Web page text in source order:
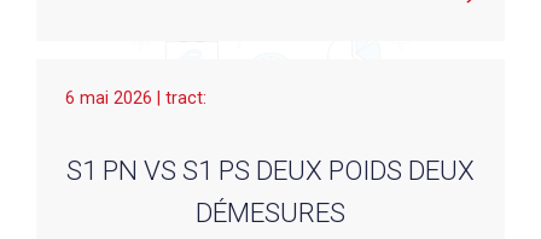
6 mai 2026 | tract:
S1 PN VS S1 PS DEUX POIDS DEUX
DÉMESURES